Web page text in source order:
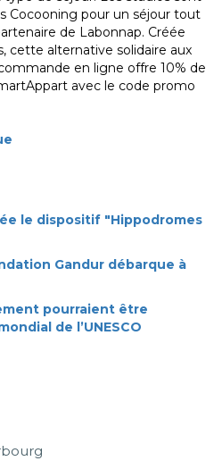
Cocooning pour un séjour tout
de Labonnap. Créée
cette alternative solidaire aux
en ligne offre 10% de
avec le code promo
le dispositif "Hippodromes
Gandur débarque à
pourraient être
de l’UNESCO